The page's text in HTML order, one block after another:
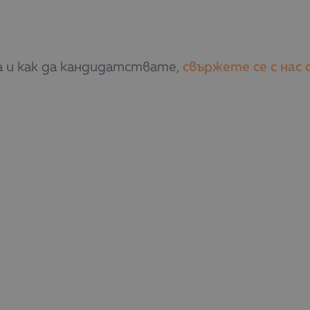
и как да кандидатствате, свържете се с нас